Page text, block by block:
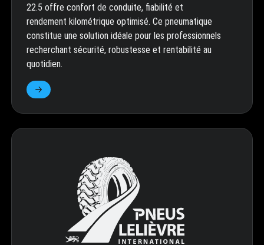
22.5 offre confort de conduite, fiabilité et
rendement kilométrique optimisé. Ce pneumatique
constitue une solution idéale pour les professionnels
recherchant sécurité, robustesse et rentabilité au
quotidien.